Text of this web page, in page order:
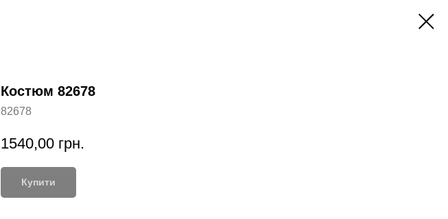
Костюм 82678
82678
1540,00 грн.
Купити